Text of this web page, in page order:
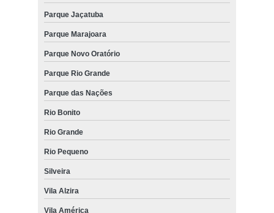
Parque Jaçatuba
Parque Marajoara
Parque Novo Oratório
Parque Rio Grande
Parque das Nações
Rio Bonito
Rio Grande
Rio Pequeno
Silveira
Vila Alzira
Vila América